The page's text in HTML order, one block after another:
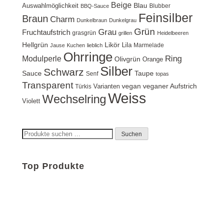
Auswahlmöglichkeit BBQ-Sauce Beige Blau Blubber
Braun Charm Dunkelbraun Dunkelgrau Feinsilber
Fruchtaufstrich grasgrün Grau grillen Grün Heidelbeeren
Hellgrün Jause Kuchen lieblich Likör Lila Marmelade
Modulperle Ohrringe Olivgrün Orange Ring
Sauce Schwarz Senf Silber Taupe topas
Transparent Türkis Varianten vegan veganer Aufstrich
Violett WechselringWeiss
Suchen
Suchen
Top Produkte